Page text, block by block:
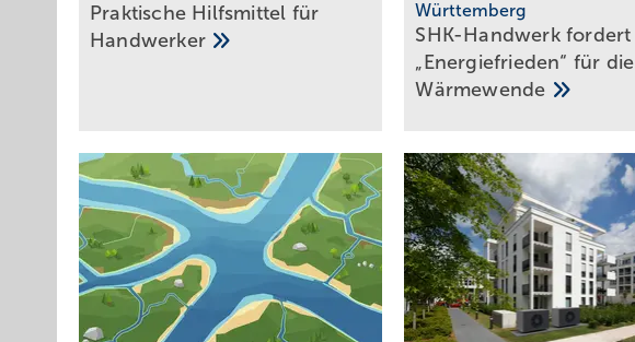
Praktische Hilfs­mittel für
Hand­werker
Württemberg
SHK-Handwerk fordert
„Energie­frieden“ für die
Wärme­wende